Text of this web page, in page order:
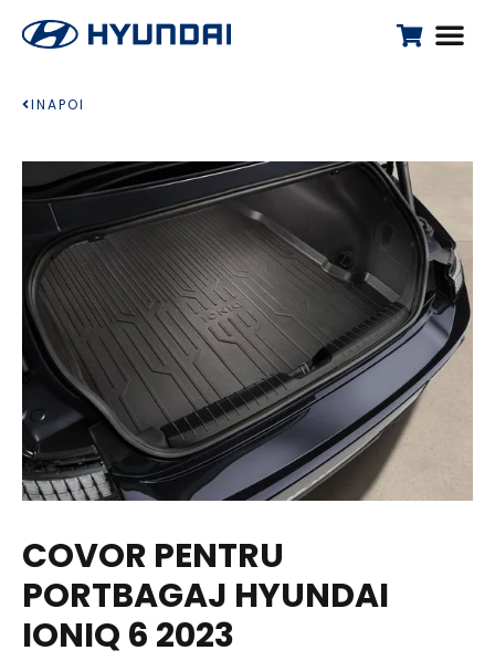
INAPOI
COVOR PENTRU
PORTBAGAJ HYUNDAI
IONIQ 6 2023